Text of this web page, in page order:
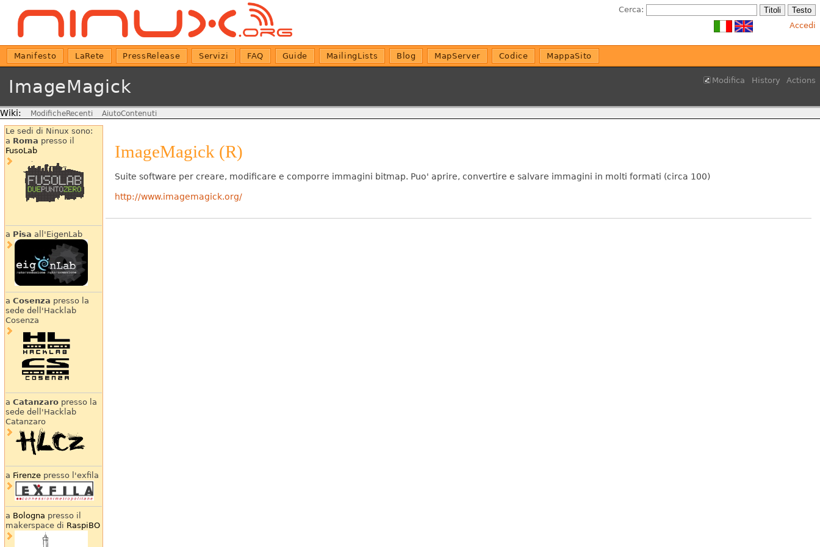
Cerca:
Accedi
Manifesto LaRete PressRelease Servizi FAQ Guide MailingLists Blog MapServer Codice MappaSito
Modifica History Actions
ImageMagick
Wiki: ModificheRecenti AiutoContenuti
Le sedi di Ninux sono:
a Roma presso il
FusoLab
a Pisa all'EigenLab
a Cosenza presso la
sede dell'Hacklab
Cosenza
a Catanzaropresso la
sede dell'Hacklab
Catanzaro
a Firenzepresso l'exfila
a Bologna presso il
makerspace di RaspiBO
ImageMagick (R)
Suite software per creare, modificare e comporre immagini bitmap. Puo' aprire, convertire e salvare immagini in molti formati (circa 100)
http://www.imagemagick.org/